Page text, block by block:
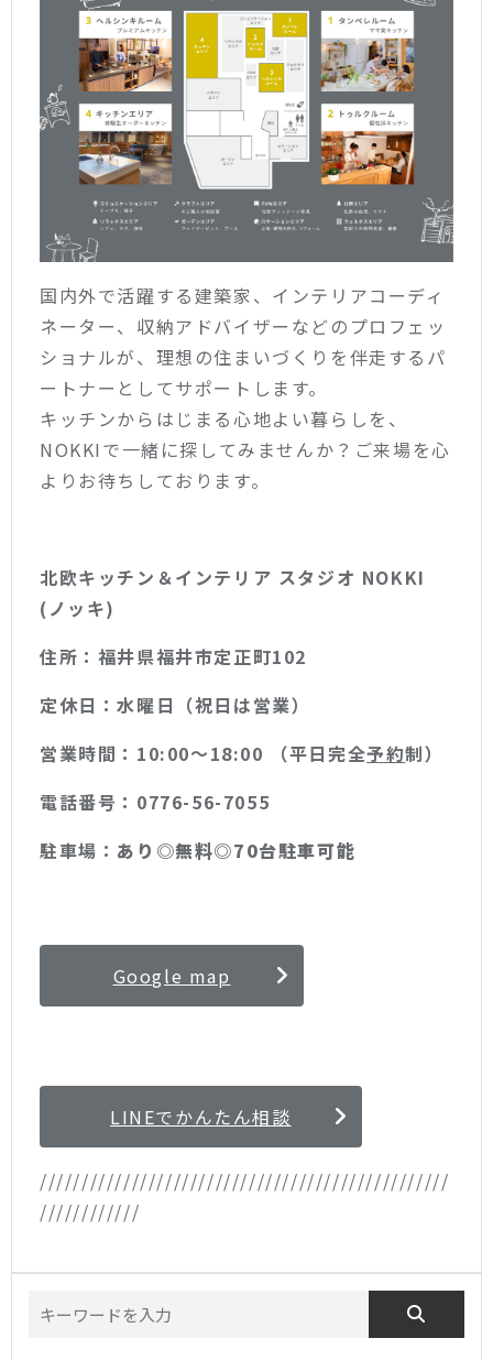
国内外で活躍する建築家、インテリアコーディ
ネーター、収納アドバイザーなどのプロフェッ
ショナルが、理想の住まいづくりを伴走するパ
ートナーとしてサポートします。
キッチンからはじまる心地よい暮らしを、
NOKKIで一緒に探してみませんか？ご来場を心
よりお待ちしております。
北欧キッチン＆インテリア スタジオ NOKKI
(ノッキ)
住所：福井県福井市定正町102
定休日：水曜日（祝日は営業）
営業時間：10:00〜18:00 （平日完全予約制）
電話番号：0776-56-7055
駐車場： あり◎無料◎70台駐車可能
Google map
LINEでかんたん相談
/////////////////////////////////////////////////
////////////